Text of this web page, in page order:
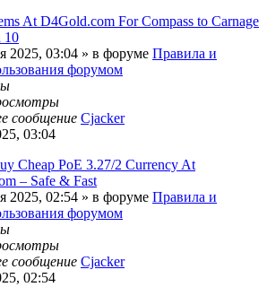
At D4Gold.com For Compass to Carnage
10
2025, 03:04 » в форуме Правила и
форумом
сообщение Cjacker
03:04
Cheap PoE 3.27/2 Currency At
– Safe & Fast
2025, 02:54 » в форуме Правила и
форумом
сообщение Cjacker
02:54